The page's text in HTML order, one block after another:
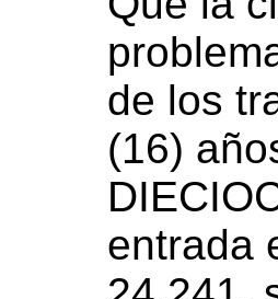
de los
(16)
entrada